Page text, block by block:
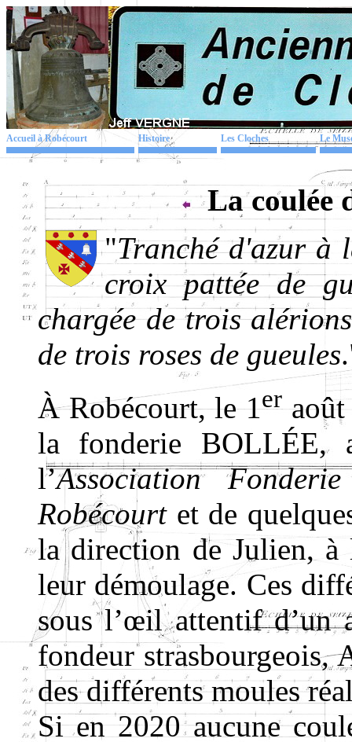
Accueil à Robécourt Histoire Les Cloches Le
La coulée
"Tranché d'azur à
croix pattée de
chargée de trois
de trois roses de gueules
À Robécourt, le 1eraoût
la fonderie BOLLÉE,
l’Association
Robécourtet de
la direction de Julien, à
leur démoulage. Ces
sous l’œil attentif d’un
fondeur strasbourgeois,
des différents moules
Si en 2020 aucune